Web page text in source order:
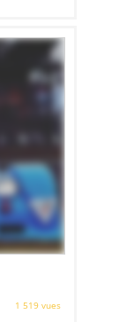
1 519 vues